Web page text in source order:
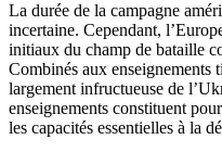
La durée de la campagne
incertaine. Cependant,
initiaux du champ de bataille
Combinés aux enseignements
largement infructueuse de
enseignements constituent
les capacités essentielles à la